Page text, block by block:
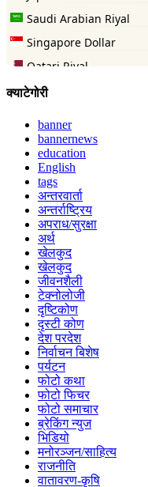
क्याटेगोरी
banner
bannernews
education
English
tags
अन्तरवार्ता
अन्तर्राष्ट्रिय
अपराध/सुरक्षा
अर्थ
खेलकुद
खेलकुद
जीवनशैली
टेक्नोलोजी
दृष्टिकोण
दृस्टी कोण
देश परदेश
निर्वाचन बिशेष
पर्यटन
फोटो कथा
फोटो फिचर
फोटो समाचार
ब्रेकिंग न्युज
भिडियो
मनोरञ्जन/साहित्य
राजनीति
वातावरण-कृषि